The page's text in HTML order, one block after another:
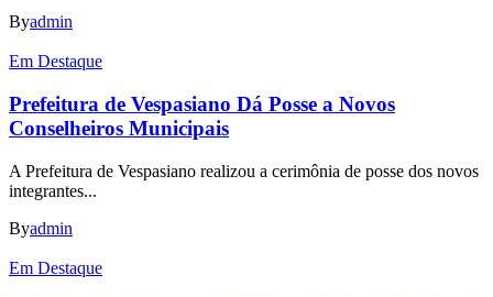
Byadmin
Em Destaque
Prefeitura de Vespasiano Dá Posse a Novos
Conselheiros Municipais
A Prefeitura de Vespasiano realizou a cerimônia de posse dos novos
integrantes...
Byadmin
Em Destaque